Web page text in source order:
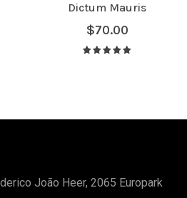
Dictum Mauris
$70.00
João Heer, 2065 Europark